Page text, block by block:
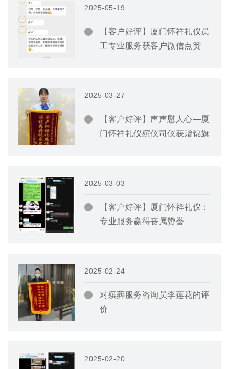
2025-05-19
【客户好评】厦门怀祥礼仪员
工专业服务获客户微信点赞
2025-03-27
【客户好评】声声慰人心—厦
门怀祥礼仪殡仪司仪获赠锦旗
2025-03-03
【客户好评】厦门怀祥礼仪：
专业服务赢得丧属赞誉
2025-02-24
对殡葬服务咨询员李莲花的评
价
2025-02-20